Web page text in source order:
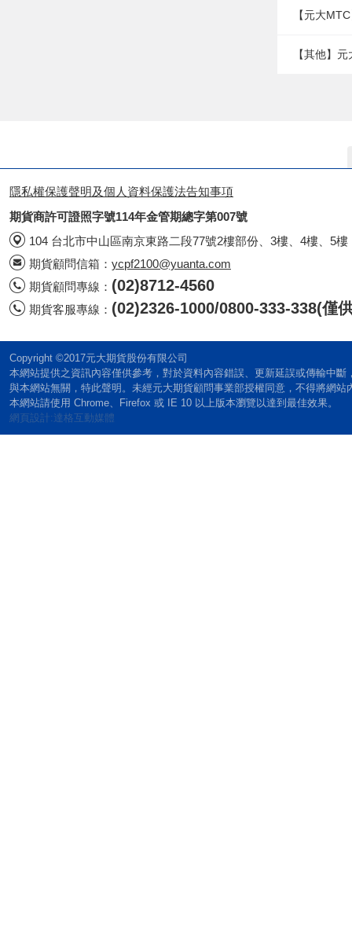
【元大
【其他】
隱私權保護聲明及個人資料保護法告知事項
期貨商許可證照字號114年金管期總字第007號
104 台北市中山區南京東路二段77號2樓部份、3樓、4樓、5樓
期貨顧問信箱： ycpf2100@yuanta.com
期貨顧問專線： (02)8712-4560
期貨客服專線： (02)2326-1000/0800-333-338(僅
Copyright ©2017元大期貨股份有限公司
本網站提供之資訊內容僅供參考，對於資料內容錯誤、更新延誤或傳輸中
與本網站無關，特此聲明。未經元大期貨顧問事業部授權同意，不得將網站
本網站請使用 Chrome、Firefox 或 IE 10 以上版本瀏覽以達到最佳效果。
網頁設計:達格互動媒體